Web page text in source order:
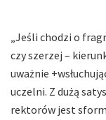
„Jeśli chodzi o
czy szerzej –
uważnie
uczelni. Z dużą
rektorów jest